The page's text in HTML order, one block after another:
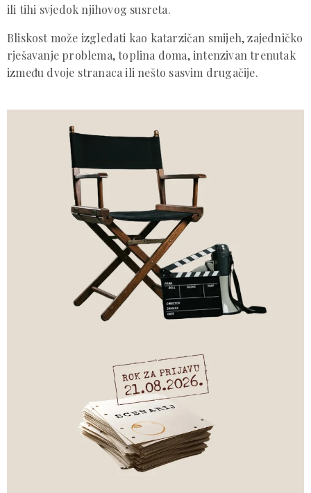
ili tihi svjedok njihovog susreta.
Bliskost može izgledati kao katarzičan smijeh, zajedničko
rješavanje problema, toplina doma, intenzivan trenutak
između dvoje stranaca ili nešto sasvim drugačije.